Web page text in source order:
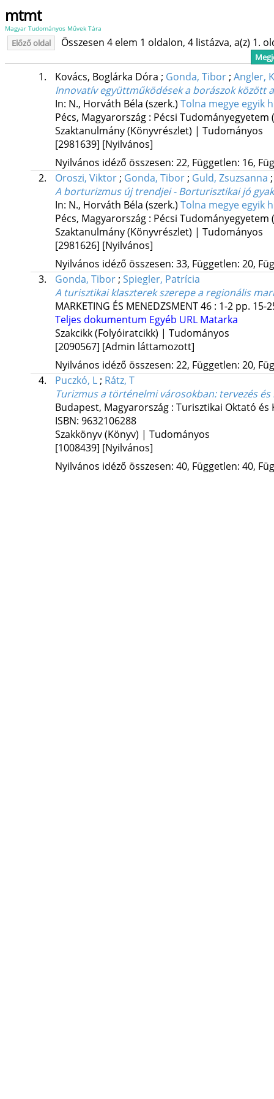
mtmt
Magyar Tudományos Művek Tára
Előző oldal Összesen 4 elem 1 oldalon, 4 listázva, a(z) 1.
1. Kovács, Boglárka Dóra ; Gonda, Tibor; Angler,
Innovatív együttműködések a borászok között
In: N., Horváth Béla (szerk.) Tolna megye egyik
Pécs, Magyarország : Pécsi Tudományegyetem
Szaktanulmány (Könyvrészlet) | Tudományos
[2981639] [Nyilvános]
Nyilvános idéző összesen: 22, Független: 16,
2.
Oroszi, Viktor; Gonda, Tibor; Guld, Zsuzsanna
A borturizmus új trendjei - Borturisztikai jó
In: N., Horváth Béla (szerk.) Tolna megye egyik
Pécs, Magyarország : Pécsi Tudományegyetem
Szaktanulmány (Könyvrészlet) | Tudományos
[2981626] [Nyilvános]
Nyilvános idéző összesen: 33, Független: 20,
3.
Gonda, Tibor; Spiegler, Patrícia
A turisztikai klaszterek szerepe a regionális
MARKETING ÉS MENEDZSMENT46: 1-2 pp. 15-
Teljes dokumentum Egyéb URL Matarka
Szakcikk (Folyóiratcikk) | Tudományos
[2090567] [Admin láttamozott]
Nyilvános idéző összesen: 22, Független: 20,
4.
Puczkó, L; Rátz, T
Turizmus a történelmi városokban: tervezés
Budapest, Magyarország : Turisztikai Oktató és
ISBN: 9632106288
Szakkönyv (Könyv) | Tudományos
[1008439] [Nyilvános]
Nyilvános idéző összesen: 40, Független: 40,